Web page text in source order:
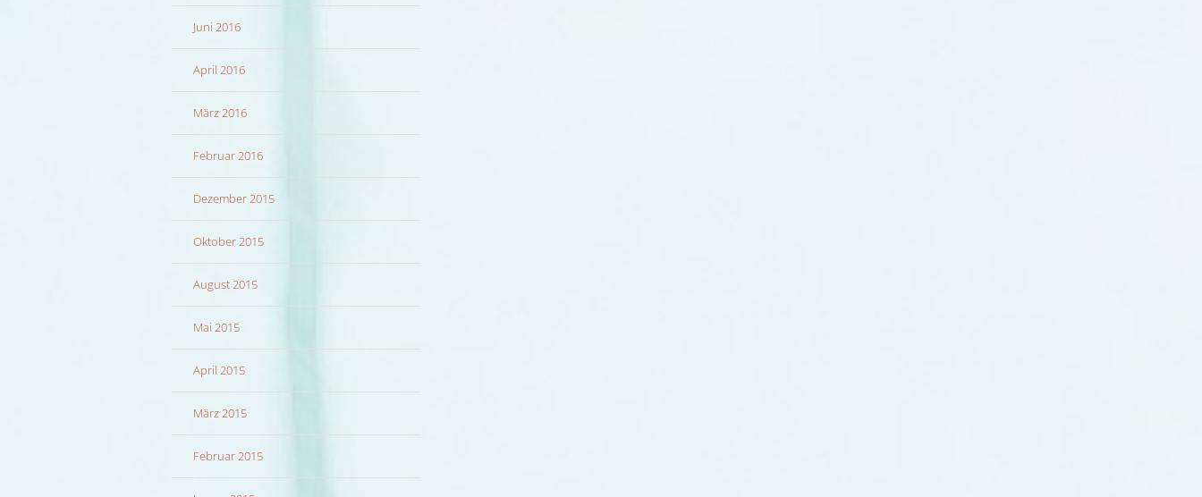
Juni 2016
April 2016
März 2016
Februar 2016
Dezember 2015
Oktober 2015
August 2015
Mai 2015
April 2015
März 2015
Februar 2015